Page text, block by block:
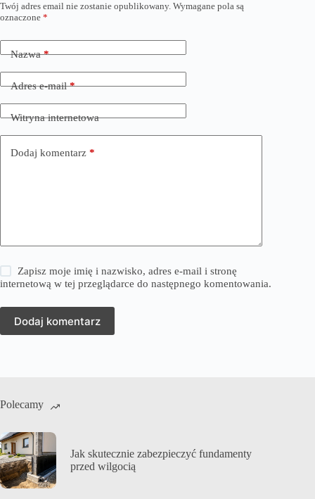
Twój adres email nie zostanie opublikowany. Wymagane pola są
oznaczone *
Nazwa*
Adres e-mail*
Witryna internetowa
Dodaj komentarz *
Zapisz moje imię i nazwisko, adres e-mail i stronę
internetową w tej przeglądarce do następnego komentowania.
Dodaj komentarz
Polecamy
Jak skutecznie zabezpieczyć fundamenty
przed wilgocią